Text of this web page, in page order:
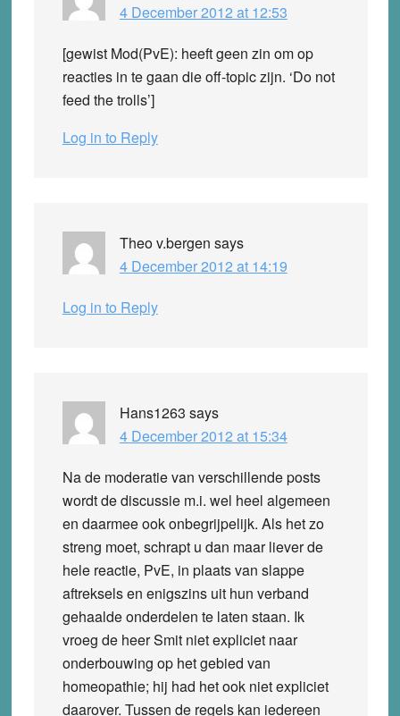
4 December 2012 at 12:53
[gewist Mod(PvE): heeft geen zin om op
reacties in te gaan die off-topic zijn. ‘Do not
feed the trolls’]
Log in to Reply
Theo v.bergen says
4 December 2012 at 14:19
Log in to Reply
Hans1263 says
4 December 2012 at 15:34
Na de moderatie van verschillende posts
wordt de discussie m.i. wel heel algemeen
en daarmee ook onbegrijpelijk. Als het zo
streng moet, schrapt u dan maar liever de
hele reactie, PvE, in plaats van slappe
aftreksels en enigszins uit hun verband
gehaalde onderdelen te laten staan. Ik
vroeg de heer Smit niet expliciet naar
onderbouwing op het gebied van
homeopathie; hij had het ook niet expliciet
daarover. Tussen de regels kan iedereen